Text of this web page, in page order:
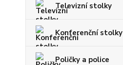
Televizní stolky
Konferenční stolky
Poličky a police